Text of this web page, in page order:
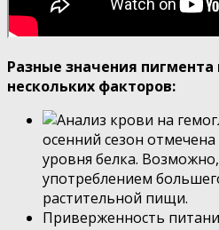
Разные значения пигмента
нескольких факторов:
осенний сезон
уровня белка. Возможно,
употреблением
растительной пищи.
Приверженность